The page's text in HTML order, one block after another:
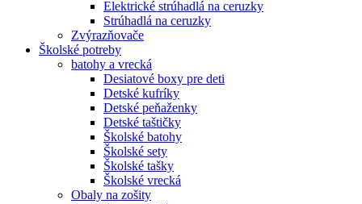
Elektrické strúhadlá na ceruzky
Strúhadlá na ceruzky
Zvýrazňovače
Školské potreby
batohy a vrecká
Desiatové boxy pre deti
Detské kufríky
Detské peňaženky
Detské taštičky
Školské batohy
Školské sety
Školské tašky
Školské vrecká
Obaly na zošity